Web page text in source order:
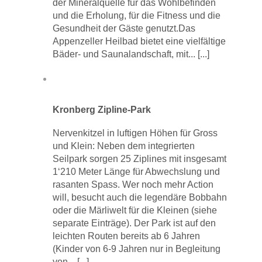
der Mineralquelle für das Wohlbefinden
und die Erholung, für die Fitness und die
Gesundheit der Gäste genutzt.Das
Appenzeller Heilbad bietet eine vielfältige
Bäder- und Saunalandschaft, mit... [...]
Kronberg Zipline-Park
Nervenkitzel in luftigen Höhen für Gross
und Klein: Neben dem integrierten
Seilpark sorgen 25 Ziplines mit insgesamt
1‘210 Meter Länge für Abwechslung und
rasanten Spass. Wer noch mehr Action
will, besucht auch die legendäre Bobbahn
oder die Märliwelt für die Kleinen (siehe
separate Einträge). Der Park ist auf den
leichten Routen bereits ab 6 Jahren
(Kinder von 6-9 Jahren nur in Begleitung